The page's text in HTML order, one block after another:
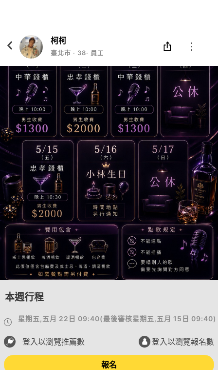
柯柯
臺北市 ‧ 38‧ 員工
本週行程
星期五,五月 22日 09:40(最後審核星期五,五月 15日 09:40)
登入以瀏覽推薦數 登入以瀏覽報名數
報名